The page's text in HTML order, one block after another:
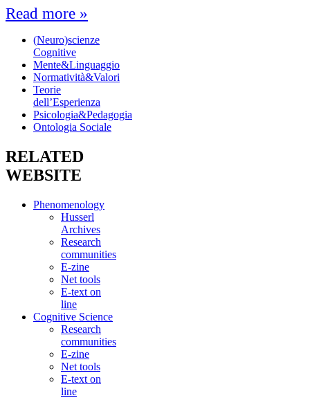
Read more »
(Neuro)scienze
Cognitive
Mente&Linguaggio
Normatività&Valori
Teorie
dell’Esperienza
Psicologia&Pedagogia
Ontologia Sociale
RELATED
WEBSITE
Phenomenology
Husserl
Archives
Research
communities
E-zine
Net tools
E-text on
line
Cognitive Science
Research
communities
E-zine
Net tools
E-text on
line